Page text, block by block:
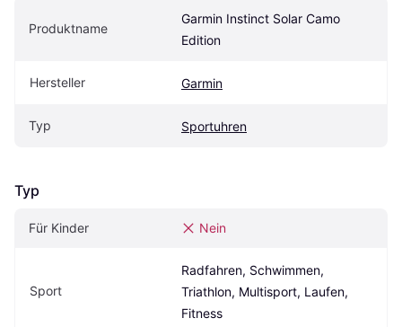
Produktname
Garmin Instinct Solar Camo
Edition
Hersteller Garmin
Typ Sportuhren
Typ
Für Kinder Nein
Sport
Radfahren, Schwimmen,
Triathlon, Multisport, Laufen,
Fitness